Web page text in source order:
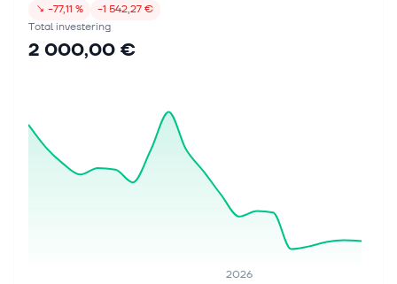
↘ −77,11 %
−1 542,27 €
Total investering
2 000,00 €
2026